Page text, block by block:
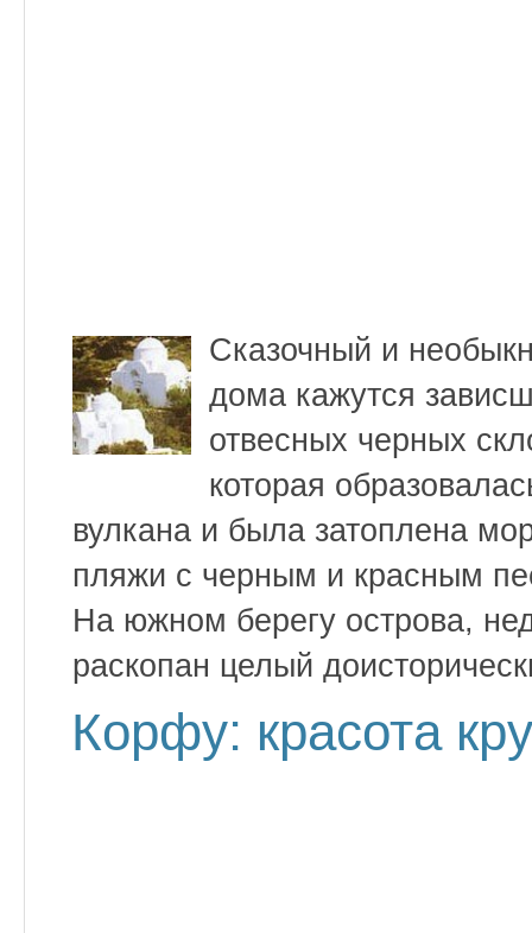
Сказочный и
дома кажутся
отвесных черных
которая
вулкана и была затоплена
пляжи с черным и красным
На южном берегу острова,
раскопан целый
Корфу: красота